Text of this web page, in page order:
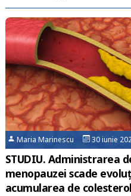
Maria Marinescu 30 iunie
STUDIU. Administrarea
menopauzei scade
acumularea de